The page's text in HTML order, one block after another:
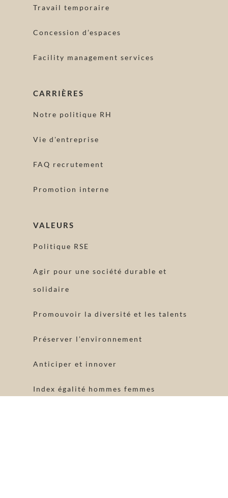
Travail temporaire
Concession d’espaces
Facility management services
CARRIÈRES
Notre politique RH
Vie d'entreprise
FAQ recrutement
Promotion interne
VALEURS
Politique RSE
Agir pour une société durable et
solidaire
Promouvoir la diversité et les talents
Préserver l’environnement
Anticiper et innover
Index égalité hommes femmes